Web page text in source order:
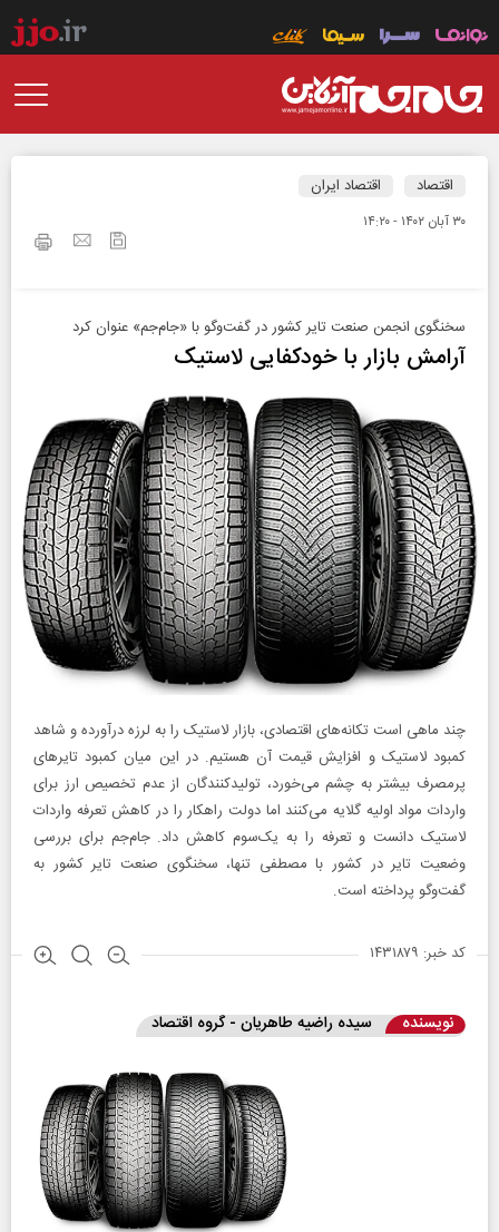
اقتصاد اقتصاد ایران
۳۰ آبان ۱۴۰۲ - ۱۴:۲۰
سخنگوی انجمن صنعت تایر کشور در گفت‌وگو با «جام‌جم» عنوان کرد
آرامش بازار با خودکفایی لاستیک
چند ماهی است تکانه‌های اقتصادی، بازار لاستیک را به لرزه درآورده و شاهد
کمبود لاستیک و افزایش قیمت آن هستیم. در این میان کمبود تایرهای
پر‌مصرف بیشتر به چشم می‌خورد، تولیدکنندگان از عدم تخصیص ارز برای
واردات مواد اولیه گلایه می‌کنند اما دولت راهکار را در کاهش تعرفه واردات
لاستیک دانست و تعرفه را به یک‌سوم کاهش داد. جام‌جم برای بررسی
وضعیت تایر در کشور با مصطفی تنها، سخنگوی صنعت تایر کشور به
گفت‌وگو پرداخته است.
کد خبر: ۱۴۳۱۸۷۹
نویسنده سیده راضیه طاهریان - گروه اقتصاد